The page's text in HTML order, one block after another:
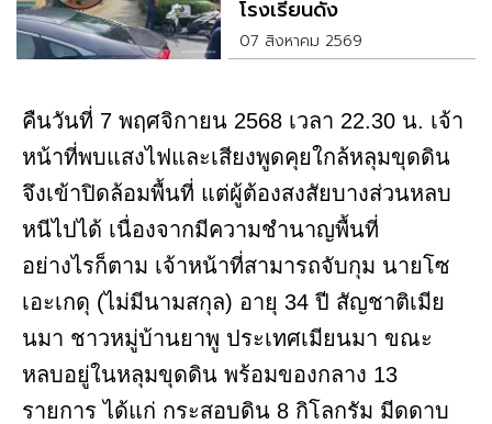
โรงเรียนดัง
07 สิงหาคม 2569
คืนวันที่ 7 พฤศจิกายน 2568 เวลา 22.30 น. เจ้า
หน้าที่พบแสงไฟและเสียงพูดคุยใกล้หลุมขุดดิน
จึงเข้าปิดล้อมพื้นที่ แต่ผู้ต้องสงสัยบางส่วนหลบ
หนีไปได้ เนื่องจากมีความชำนาญพื้นที่
อย่างไรก็ตาม เจ้าหน้าที่สามารถจับกุม นายโซ
เอะเกดุ (ไม่มีนามสกุล) อายุ 34 ปี สัญชาติเมีย
นมา ชาวหมู่บ้านยาพู ประเทศเมียนมา ขณะ
หลบอยู่ในหลุมขุดดิน พร้อมของกลาง 13
รายการ ได้แก่ กระสอบดิน 8 กิโลกรัม มีดดาบ